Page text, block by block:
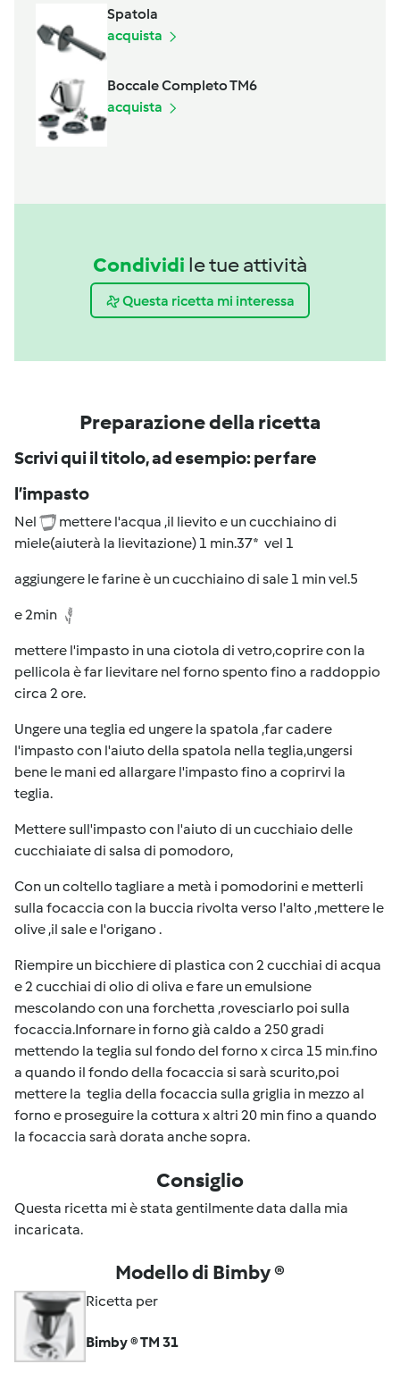
Spatola
acquista
Boccale Completo TM6
acquista
Condividi le tue attività
Questa ricetta mi interessa
Preparazione della ricetta
Scrivi qui il titolo, ad esempio: per fare
l’impasto
Nel
mettere l'acqua ,il lievito e un cucchiaino di
miele(aiuterà la lievitazione) 1 min.37* vel 1
aggiungere le farine è un cucchiaino di sale 1 min vel.5
e 2min
mettere l'impasto in una ciotola di vetro,coprire con la
pellicola è far lievitare nel forno spento fino a raddoppio
circa 2 ore.
Ungere una teglia ed ungere la spatola ,far cadere
l'impasto con l'aiuto della spatola nella teglia,ungersi
bene le mani ed allargare l'impasto fino a coprirvi la
teglia.
Mettere sull'impasto con l'aiuto di un cucchiaio delle
cucchiaiate di salsa di pomodoro,
Con un coltello tagliare a metà i pomodorini e metterli
sulla focaccia con la buccia rivolta verso l'alto ,mettere le
olive ,il sale e l'origano .
Riempire un bicchiere di plastica con 2 cucchiai di acqua
e 2 cucchiai di olio di oliva e fare un emulsione
mescolando con una forchetta ,rovesciarlo poi sulla
focaccia.Infornare in forno già caldo a 250 gradi
mettendo la teglia sul fondo del forno x circa 15 min.fino
a quando il fondo della focaccia si sarà scurito,poi
mettere la teglia della focaccia sulla griglia in mezzo al
forno e proseguire la cottura x altri 20 min fino a quando
la focaccia sarà dorata anche sopra.
Consiglio
Questa ricetta mi è stata gentilmente data dalla mia
incaricata.
Modello di Bimby ®
Ricetta per
Bimby ® TM 31